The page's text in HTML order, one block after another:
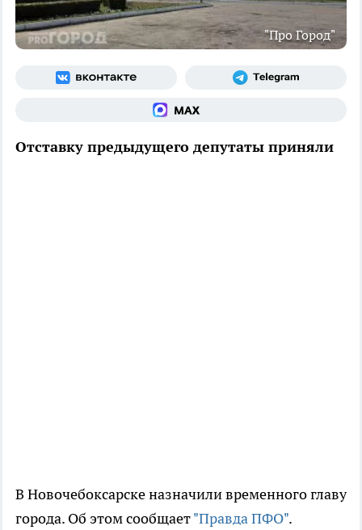
"Про Город"
Отставку предыдущего депутаты приняли
В Новочебоксарске назначили временного главу
города. Об этом сообщает"Правда ПФО".